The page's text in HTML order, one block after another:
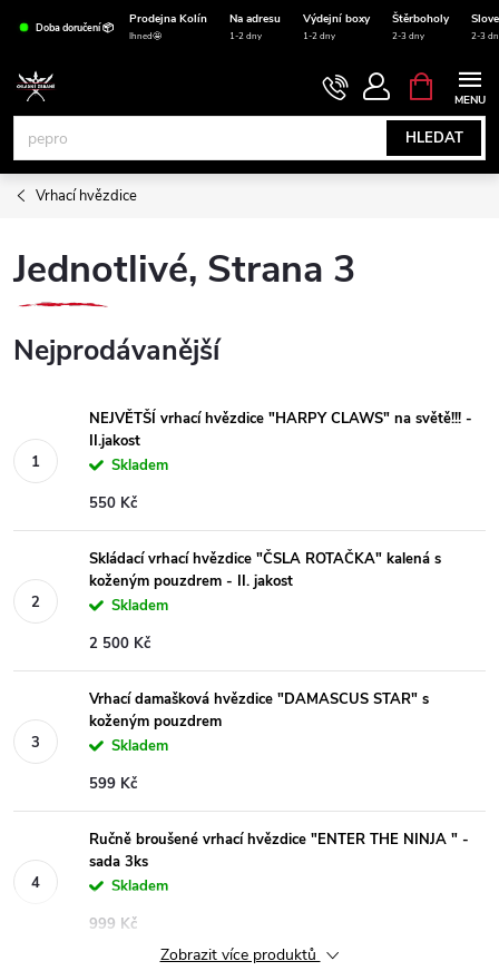
obsah
Doba doručení 📦
Prodejna Kolín Na adresu Výdejní boxy Štěrboholy
Ihned🤩 1-2 dny 1-2 dny 2-3 dny 2-3
HLEDAT
NÁKUPNÍ
KOŠÍK
Vrhací hvězdice
Jednotlivé, Strana 3
Nejprodávanější
NEJVĚTŠÍ vrhací hvězdice "HARPY CLAWS" na světě!!! -
II.jakost
Skladem
550 Kč
Skládací vrhací hvězdice "ČSLA ROTAČKA" kalená s
koženým pouzdrem - II. jakost
Skladem
2 500 Kč
Vrhací damašková hvězdice "DAMASCUS STAR" s
koženým pouzdrem
Skladem
599 Kč
Ručně broušené vrhací hvězdice "ENTER THE NINJA " -
sada 3ks
Skladem
999 Kč
Zobrazit více produktů